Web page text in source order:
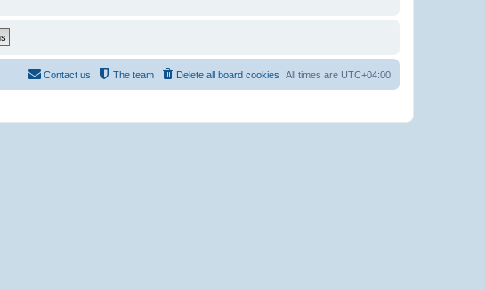
All times are UTC+04:00
Delete all board cookies
The team
Contact us